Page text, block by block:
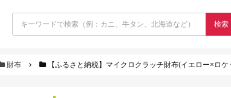
検索
財布 【ふるさと納税】マイクロクラッチ財布(イエロー×ロ